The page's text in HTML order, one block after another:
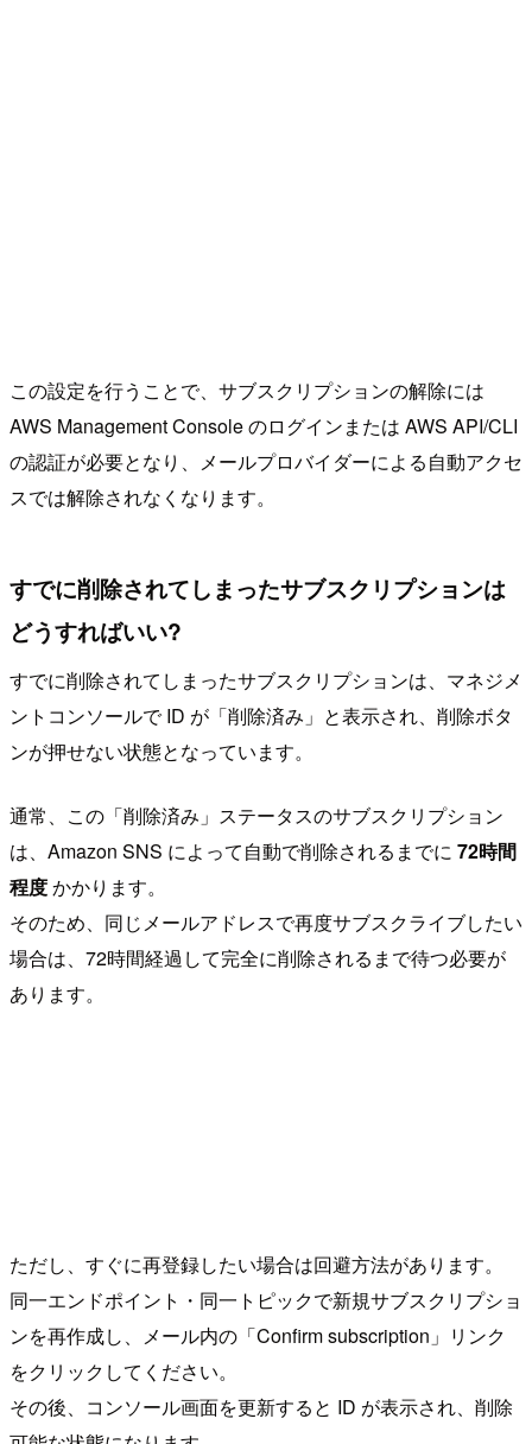
この設定を行うことで、サブスクリプションの解除には
AWS Management Console のログインまたは AWS API/CLI
の認証が必要となり、メールプロバイダーによる自動アクセ
スでは解除されなくなります。
すでに削除されてしまったサブスクリプションは
どうすればいい?
すでに削除されてしまったサブスクリプションは、マネジメ
ントコンソールで ID が「削除済み」と表示され、削除ボタ
ンが押せない状態となっています。
通常、この「削除済み」ステータスのサブスクリプション
は、Amazon SNS によって自動で削除されるまでに 72時間
程度かかります。
そのため、同じメールアドレスで再度サブスクライブしたい
場合は、72時間経過して完全に削除されるまで待つ必要が
あります。
ただし、すぐに再登録したい場合は回避方法があります。
同一エンドポイント・同一トピックで新規サブスクリプショ
ンを再作成し、メール内の「Confirm subscription」リンク
をクリックしてください。
その後、コンソール画面を更新すると ID が表示され、削除